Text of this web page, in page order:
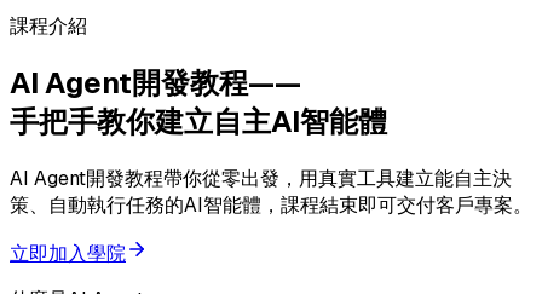
課程介紹
AI Agent開發教程——
手把手教你建立自主AI智能體
AI Agent開發教程帶你從零出發，用真實工具建立能自主決
策、自動執行任務的AI智能體，課程結束即可交付客戶專案。
立即加入學院